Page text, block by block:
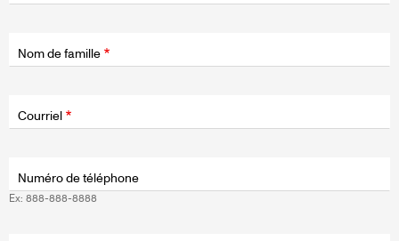
Nom de famille
d'application
Courriel
Numéro de téléphone
Ex: 888-888-8888